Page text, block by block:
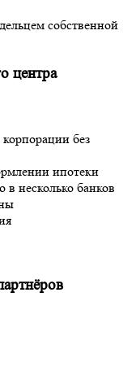
собственной
центра
без
ипотеки
несколько банков